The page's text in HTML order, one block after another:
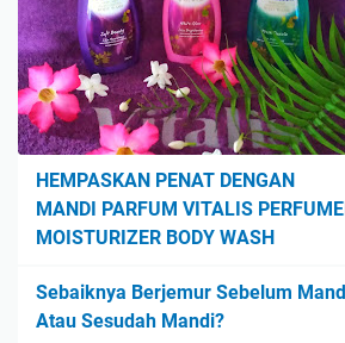
HEMPASKAN PENAT DENGAN
MANDI PARFUM VITALIS
MOISTURIZER BODY WASH
Sebaiknya Berjemur Sebelum
Atau Sesudah Mandi?